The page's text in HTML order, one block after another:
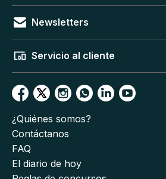
Newsletters
Servicio al cliente
¿Quiénes somos?
Contáctanos
FAQ
El diario de hoy